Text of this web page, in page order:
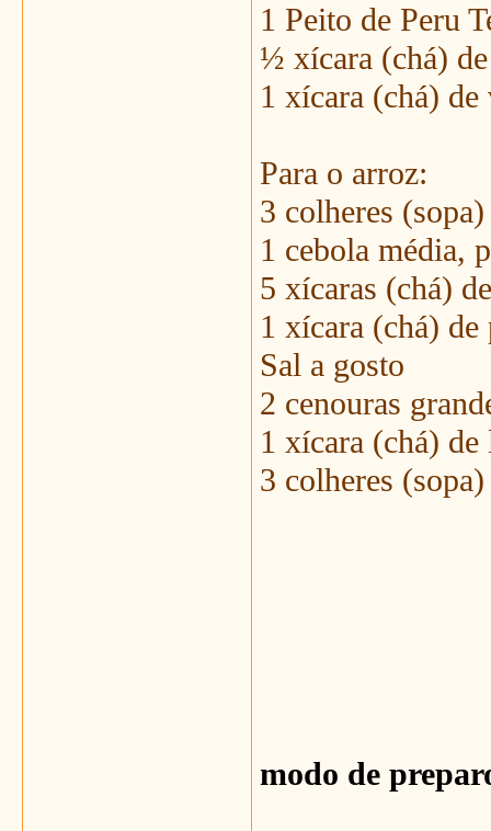
1 Peito de Peru
½ xícara (chá)
1 xícara (chá)
Para o arroz:
3 colheres
1 cebola média,
5 xícaras (chá)
1 xícara (chá) de
Sal a gosto
2 cenouras
1 xícara (chá) de
3 colheres
modo de